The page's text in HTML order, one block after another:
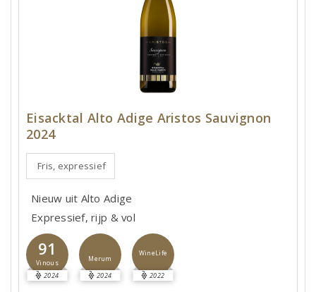
Eisacktal Alto Adige Aristos Sauvignon
2024
Fris, expressief
Nieuw uit Alto Adige
Expressief, rijp & vol
91
Vinous
2024
Merum
2024
WineLife
2022